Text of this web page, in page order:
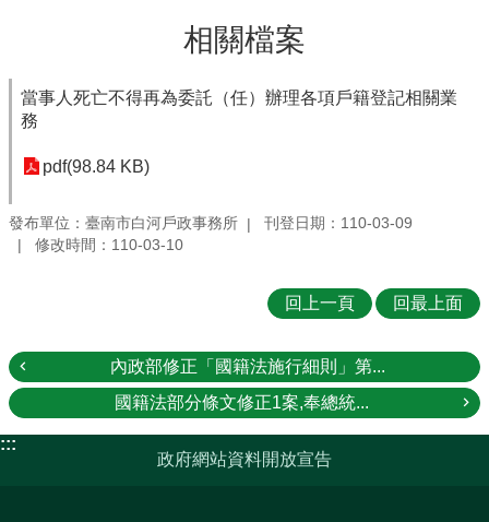
相關檔案
當事人死亡不得再為委託（任）辦理各項戶籍登記相關業
務
pdf(98.84 KB)
發布單位：臺南市白河戶政事務所
刊登日期：110-03-09
修改時間：110-03-10
回上一頁 回最上面
內政部修正「國籍法施行細則」第...
國籍法部分條文修正1案,奉總統...
:::
政府網站資料開放宣告